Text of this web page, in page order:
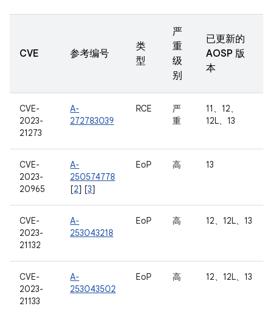
CVE 参考编号
类
型
严
重
级
别
已更新的
AOSP 版
本
CVE-
2023-
21273
A-
272783039
RCE
严
重
11、12、
12L、13
CVE-
2023-
20965
A-
250574778
[2] [3]
EoP 高 13
CVE-
2023-
21132
A-
253043218
EoP 高 12、12L、13
CVE-
2023-
21133
A-
253043502
EoP 高 12、12L、13